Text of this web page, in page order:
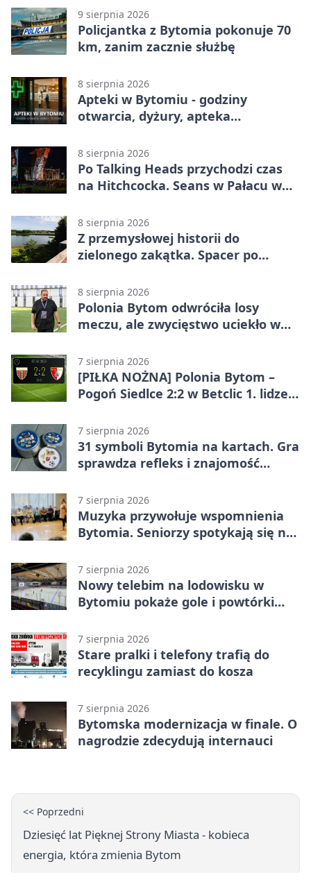
9 sierpnia 2026
Policjantka z Bytomia pokonuje 70
km, zanim zacznie służbę
8 sierpnia 2026
Apteki w Bytomiu - godziny
otwarcia, dyżury, apteka
8 sierpnia 2026
Po Talking Heads przychodzi czas
na Hitchcocka. Seans w Pałacu w
8 sierpnia 2026
Z przemysłowej historii do
zielonego zakątka. Spacer po
8 sierpnia 2026
Polonia Bytom odwróciła losy
meczu, ale zwycięstwo uciekło w
7 sierpnia 2026
[PIŁKA NOŻNA] Polonia Bytom –
Pogoń Siedlce 2:2 w Betclic 1. lidze.
ale stracili zwycięstwo
7 sierpnia 2026
31 symboli Bytomia na kartach. Gra
sprawdza refleks i znajomość
7 sierpnia 2026
Muzyka przywołuje wspomnienia
Bytomia. Seniorzy spotykają się na
7 sierpnia 2026
Nowy telebim na lodowisku w
Bytomiu pokaże gole i powtórki
7 sierpnia 2026
Stare pralki i telefony trafią do
recyklingu zamiast do kosza
7 sierpnia 2026
Bytomska modernizacja w finale. O
nagrodzie zdecydują internauci
<< Poprzedni
Dziesięć lat Pięknej Strony Miasta - kobieca
energia, która zmienia Bytom